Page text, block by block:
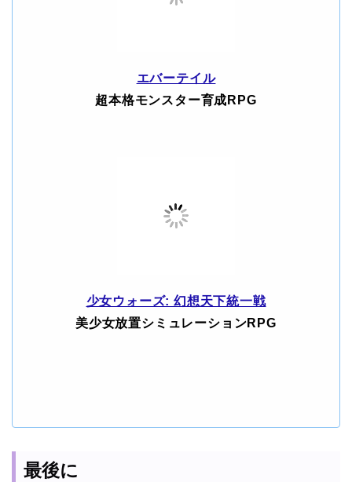
エバーテイル
超本格モンスター育成RPG
少女ウォーズ: 幻想天下統一戦
美少女放置シミュレーションRPG
最後に